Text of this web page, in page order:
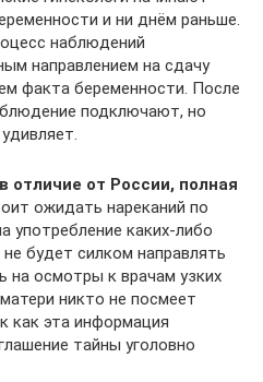
и ни днём раньше.
наблюдений
направлением на сдачу
факта беременности. После
подключают, но
отличие от России, полная
ожидать нареканий по
употребление каких-либо
будет силком направлять
на осмотры к врачам узких
никто не посмеет
как эта информация
тайны уголовно